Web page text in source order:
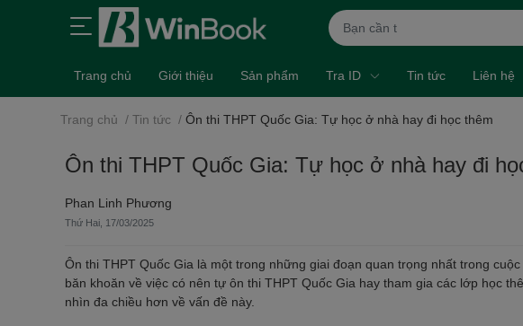
Trang chủ Giới thiệu Sản phẩm Tra ID Tin tức Liên hệ
Trang chủ / Tin tức / Ôn thi THPT Quốc Gia: Tự học ở nhà hay đi học thêm
Ôn thi THPT Quốc Gia: Tự học ở nhà hay đi
Phan Linh Phương
Thứ Hai, 17/03/2025
Ôn thi THPT Quốc Gia là một trong những giai đoạn quan trọng nhất trong
băn khoăn về việc có nên tự ôn thi THPT Quốc Gia hay tham gia các lớp học
nhìn đa chiều hơn về vấn đề này.